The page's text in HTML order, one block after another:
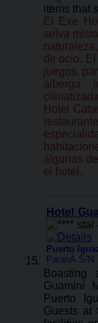
items that
El Exe
selva
de ocio.
juegos,
alberga
Hotel
algunas
el hotel.
Hotel
Puerto
ParanÁ S/N
Guaminí
Puerto
Guests at